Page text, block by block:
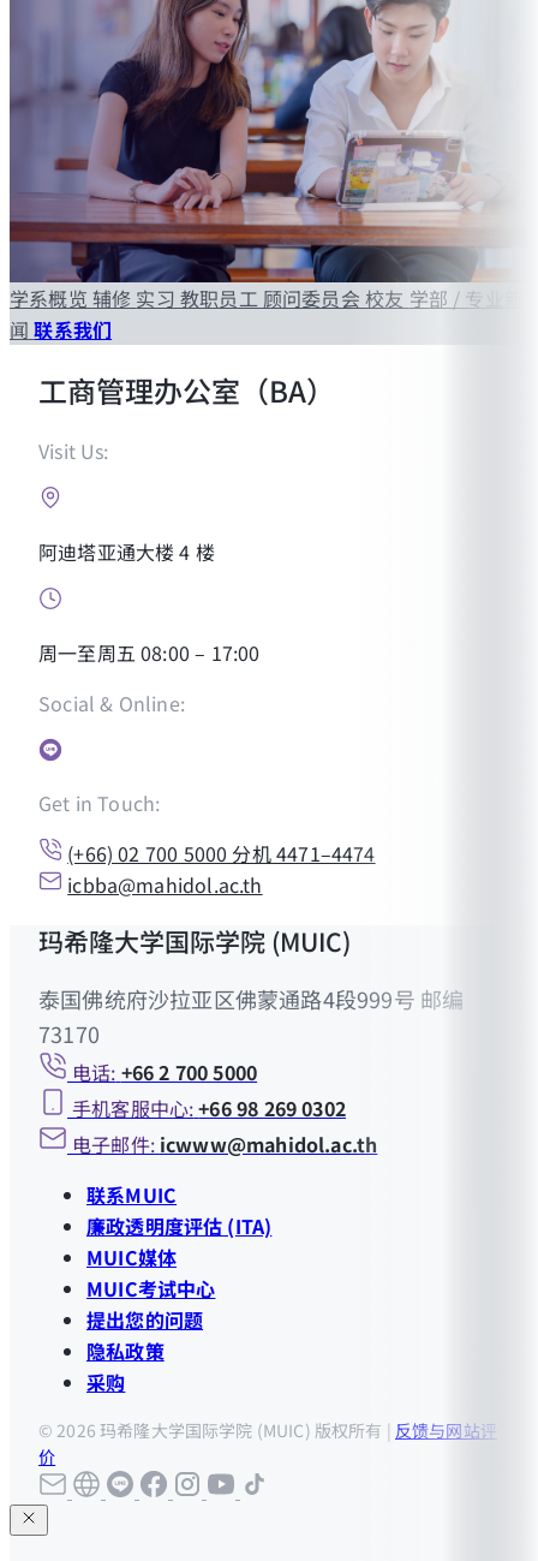
学系概览 辅修 实习 教职员工 顾问委员会 校友 学部 / 专业新
闻联系我们
工商管理办公室（BA）
Visit Us:
阿迪塔亚通大楼 4 楼
周一至周五 08:00 – 17:00
Social & Online:
Get in Touch:
(+66) 02 700 5000 分机 4471–4474
icbba@mahidol.ac.th
玛希隆大学国际学院 (MUIC)
泰国佛统府沙拉亚区佛蒙通路4段999号 邮编
73170
电话: +66 2 700 5000
手机客服中心:+66 98 269 0302
电子邮件: icwww@mahidol.ac.th
联系MUIC
廉政透明度评估 (ITA)
MUIC媒体
MUIC考试中心
提出您的问题
隐私政策
采购
© 2026 玛希隆大学国际学院 (MUIC) 版权所有 | 反馈与网站评
价